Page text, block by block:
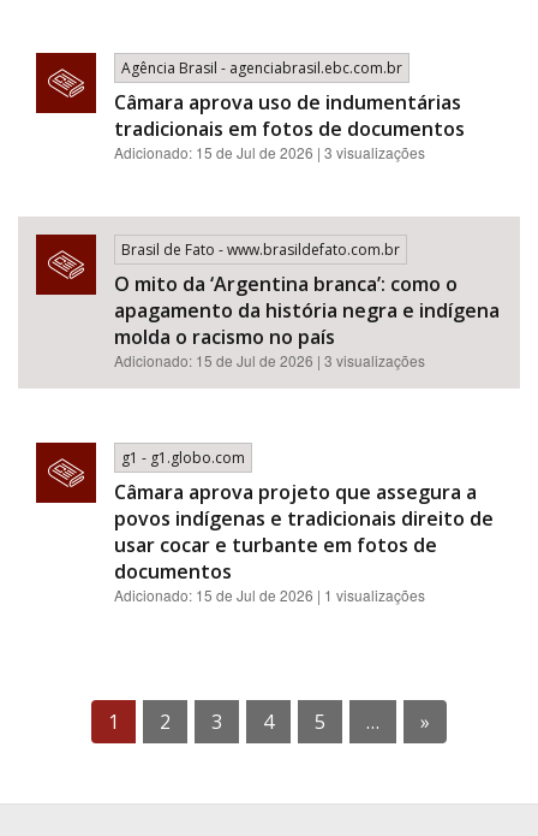
Agência Brasil - agenciabrasil.ebc.com.br
Câmara aprova uso de indumentárias
tradicionais em fotos de documentos
Adicionado: 15 de Jul de 2026 | 3 visualizações
Brasil de Fato - www.brasildefato.com.br
O mito da ‘Argentina branca’: como o
apagamento da história negra e indígena
molda o racismo no país
Adicionado: 15 de Jul de 2026 | 3 visualizações
g1 - g1.globo.com
Câmara aprova projeto que assegura a
povos indígenas e tradicionais direito de
usar cocar e turbante em fotos de
documentos
Adicionado: 15 de Jul de 2026 | 1 visualizações
1 2 3 4 5 … »